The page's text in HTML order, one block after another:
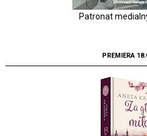
Patronat
PREMIERA